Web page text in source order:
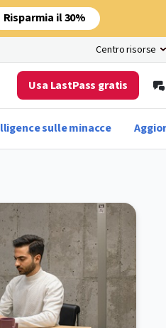
Risparmia il 30%
Centro risorse
Usa LastPass gratis
sulle minacce